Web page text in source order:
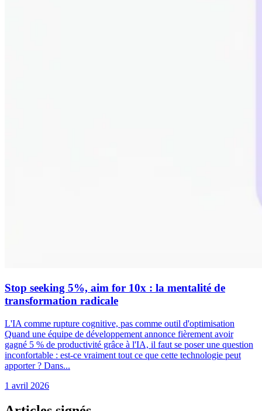
Stop seeking 5%, aim for 10x : la mentalité de
transformation radicale
L'IA comme rupture cognitive, pas comme outil d'optimisation
Quand une équipe de développement annonce fièrement avoir
gagné 5 % de productivité grâce à l'IA, il faut se poser une question
inconfortable : est-ce vraiment tout ce que cette technologie peut
apporter ? Dans...
1 avril 2026